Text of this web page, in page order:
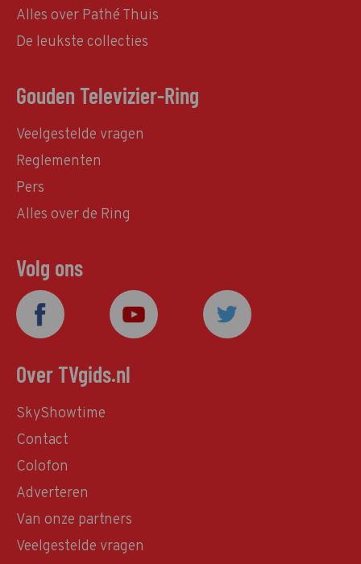
Alles over Pathé Thuis
De leukste collecties
Gouden Televizier-Ring
Veelgestelde vragen
Reglementen
Pers
Alles over de Ring
Volg ons
Over TVgids.nl
SkyShowtime
Contact
Colofon
Adverteren
Van onze partners
Veelgestelde vragen